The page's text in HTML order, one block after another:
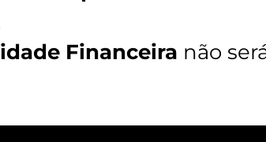
Financeira não